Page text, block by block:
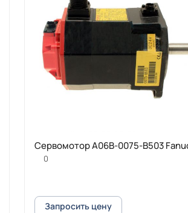
Cервомотор A06B-0075-B503
0
Запросить цену